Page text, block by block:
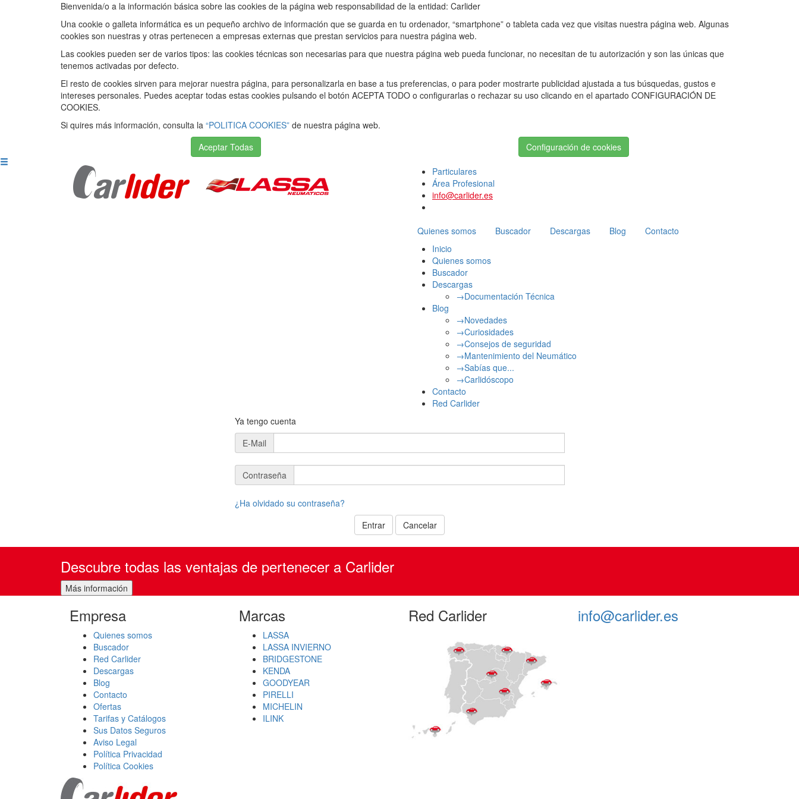
Bienvenida/o a la información básica sobre las cookies de la página web responsabilidad de la entidad: Carlider
Una cookie o galleta informática es un pequeño archivo de información que se guarda en tu ordenador, “smartphone” o tableta cada vez que visitas nuestra página web. Algunas
cookies son nuestras y otras pertenecen a empresas externas que prestan servicios para nuestra página web.
Las cookies pueden ser de varios tipos: las cookies técnicas son necesarias para que nuestra página web pueda funcionar, no necesitan de tu autorización y son las únicas que
tenemos activadas por defecto.
El resto de cookies sirven para mejorar nuestra página, para personalizarla en base a tus preferencias, o para poder mostrarte publicidad ajustada a tus búsquedas, gustos e
intereses personales. Puedes aceptar todas estas cookies pulsando el botón ACEPTA TODO o configurarlas o rechazar su uso clicando en el apartado CONFIGURACIÓN DE
COOKIES.
Si quires más información, consulta la “POLITICA COOKIES” de nuestra página web.
Aceptar Todas
Configuración de cookies
Particulares
Área Profesional
info@carlider.es
Quienes somos Buscador Descargas Blog
Contacto
Inicio
Quienes somos
Buscador
Descargas
→Documentación Técnica
Blog
→Novedades
→Curiosidades
→Consejos de seguridad
→Mantenimiento del Neumático
→Sabías que...
→Carlidóscopo
Contacto
Red Carlider
Ya tengo cuenta
E-Mail
Contraseña
¿Ha olvidado su contraseña?
Descubre todas las ventajas de pertenecer a Carlider
Empresa
Quienes somos
Buscador
Red Carlider
Descargas
Blog
Contacto
Ofertas
Tarifas y Catálogos
Sus Datos Seguros
Aviso Legal
Política Privacidad
Política Cookies
Marcas
LASSA
LASSA INVIERNO
BRIDGESTONE
KENDA
GOODYEAR
PIRELLI
MICHELIN
ILINK
Red Carlider info@carlider.es